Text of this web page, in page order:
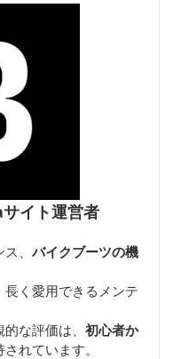
イト運営者
、 バイクブーツの機
く愛用できるメンテ
な評価は、 初心者か
れています。